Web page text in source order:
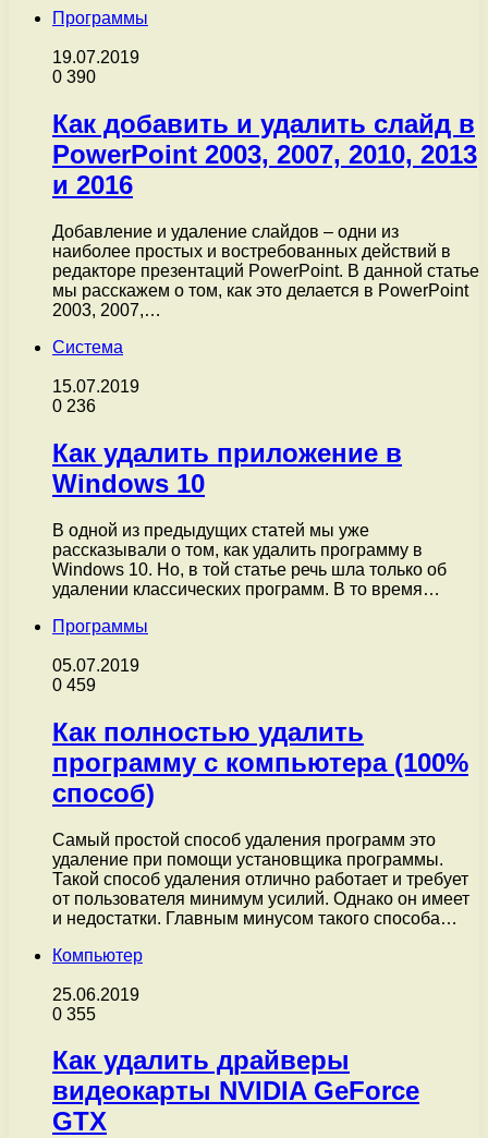
Программы
19.07.2019
0 390
Как добавить и удалить слайд в
PowerPoint 2003, 2007, 2010, 2013
и 2016
Добавление и удаление слайдов – одни из
наиболее простых и востребованных действий в
редакторе презентаций PowerPoint. В данной статье
мы расскажем о том, как это делается в PowerPoint
2003, 2007,…
Система
15.07.2019
0 236
Как удалить приложение в
Windows 10
В одной из предыдущих статей мы уже
рассказывали о том, как удалить программу в
Windows 10. Но, в той статье речь шла только об
удалении классических программ. В то время…
Программы
05.07.2019
0 459
Как полностью удалить
программу с компьютера (100%
способ)
Самый простой способ удаления программ это
удаление при помощи установщика программы.
Такой способ удаления отлично работает и требует
от пользователя минимум усилий. Однако он имеет
и недостатки. Главным минусом такого способа…
Компьютер
25.06.2019
0 355
Как удалить драйверы
видеокарты NVIDIA GeForce
GTX